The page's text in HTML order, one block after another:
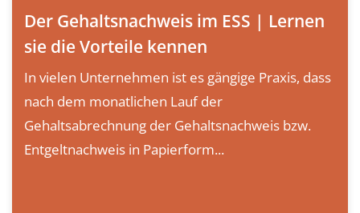
Der Gehaltsnachweis im ESS | Lernen
sie die Vorteile kennen
In vielen Unternehmen ist es gängige Praxis, dass
nach dem monatlichen Lauf der
Gehaltsabrechnung der Gehaltsnachweis bzw.
Entgeltnachweis in Papierform...